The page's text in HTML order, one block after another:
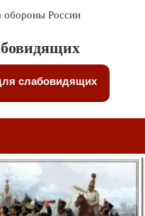
обороны России
слабовидящих